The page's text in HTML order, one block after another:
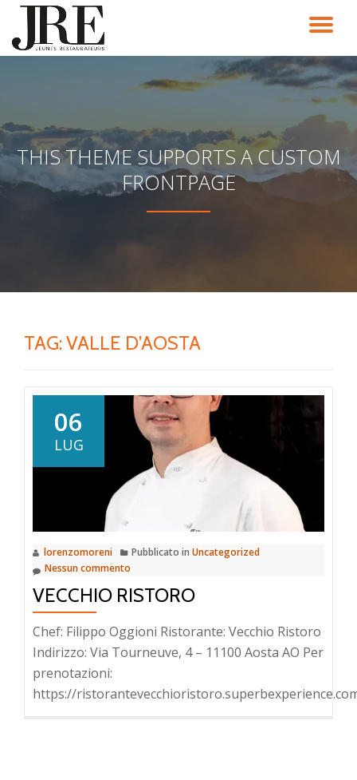
Passa
al
THIS THEME SUPPORTS A CUSTOM
FRONTPAGE
TAG:VALLE D’AOSTA
06
LUG
lorenzomoreni Pubblicato in Uncategorized
Nessun commento
VECCHIO RISTORO
Chef: Filippo Oggioni Ristorante: Vecchio Ristoro
Indirizzo: Via Tourneuve, 4 – 11100 Aosta AO Per
prenotazioni:
https://